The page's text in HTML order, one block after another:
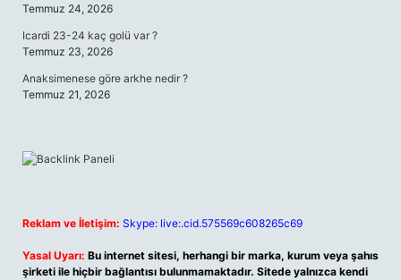
Temmuz 24, 2026
Icardi 23-24 kaç golü var ?
Temmuz 23, 2026
Anaksimenese göre arkhe nedir ?
Temmuz 21, 2026
Reklam ve İletişim: Skype: live:.cid.575569c608265c69
Yasal Uyarı: Bu internet sitesi, herhangi bir marka, kurum veya şahıs
şirketi ile hiçbir bağlantısı bulunmamaktadır. Sitede yalnızca kendi